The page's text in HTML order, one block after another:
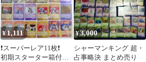
¥1,111
❗️スーパーレア11枚❗️
初期スターター箱付
¥3,000
シャーマンキング 超・
占事略決 まとめ売り